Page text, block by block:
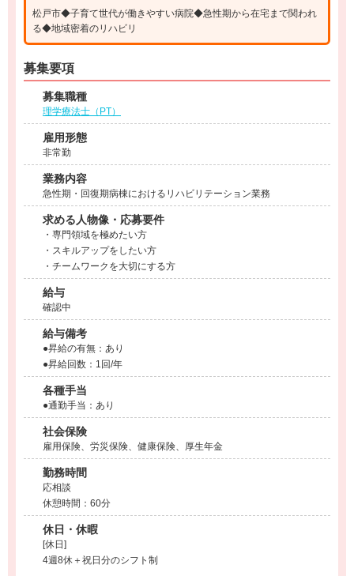
松戸市◆子育て世代が働きやすい病院◆急性期から在宅まで関われ
る◆地域密着のリハビリ
募集要項
募集職種
理学療法士（PT）
雇用形態
非常勤
業務内容
急性期・回復期病棟におけるリハビリテーション業務
求める人物像・応募要件
・専門領域を極めたい方
・スキルアップをしたい方
・チームワークを大切にする方
給与
確認中
給与備考
●昇給の有無：あり
●昇給回数：1回/年
各種手当
●通勤手当：あり
社会保険
雇用保険、労災保険、健康保険、厚生年金
勤務時間
応相談
休憩時間：60分
休日・休暇
[休日]
4週8休＋祝日分のシフト制